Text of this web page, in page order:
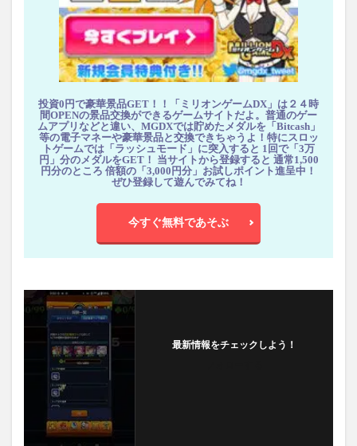
投資0円で豪華景品GET！！「ミリオンゲームDX」は２４時
間OPENの景品交換ができるゲームサイトだよ。普通のゲー
ムアプリなどと違い、MGDXでは貯めたメダルを「Bitcash」
等の電子マネーや豪華景品と交換できちゃうよ！特にスロッ
トゲームでは「ラッシュモード」に突入すると 1回で「3万
円」分のメダルをGET！ 当サイトから登録すると 通常1,500
円分のところ 倍額の「3,000円分」お試しポイント進呈中！
ぜひ登録して遊んでみてね！
今すぐ無料であそぶ
最新情報をチェックしよう！